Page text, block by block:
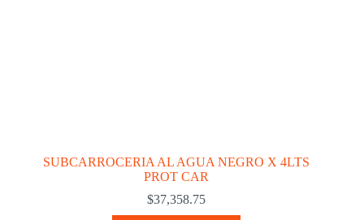
SUBCARROCERIA AL AGUA NEGRO X 4LTS
PROT CAR
$37,358.75